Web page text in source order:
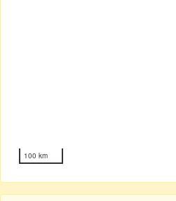
100 km